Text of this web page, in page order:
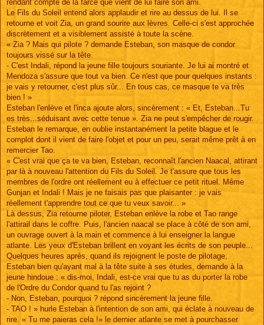
rendant compte de la farce que vient de lui faire son ami.
Le Fils du Soleil entend alors applaudir et rire au dessus de lui. Il se
retourne et voit Zia, un grand sourire aux lèvres. Celle-ci s'est approchée
discrètement et a visiblement assisté à toute la scène.
« Zia ? Mais qui pilote ? demande Esteban, son masque de condor
toujours vissé sur la tête.
- C'est Indali, répond la jeune fille toujours souriante. Je lui ai montré et
Mendoza s'assure que tout va bien. Ce n'est que pour quelques instants :
je vais y retourner, c'est plus sûr... En tous cas, ce masque te va très
bien ! »
Esteban l'enlève et l'inca ajoute alors, sincèrement : « Et, Esteban...Tu
es très...séduisant avec cette tenue ». Zia ne peut s'empêcher de rougir.
Esteban le remarque, en oublie instantanément la petite blague et le
complot dont il vient de faire l'objet et pour un peu, serait même prêt à en
remercier Tao.
« C'est vrai que ça te va bien, Esteban, reconnaît l'ancien Naacal, attirant
par là à nouveau l'attention du Fils du Soleil. Je t'assure que tous les
membres de l'ordre ont réellement eu à effectuer ce petit rituel. Même
Gunjan et Indali ! Mais je ne faisais pas que plaisanter : je vais
réellement t'apprendre tout ce que tu veux savoir... »
Là dessus, Zia retourne piloter, Esteban enlève la robe et Tao range
l'attirail dans le coffre. Puis, l'ancien naacal se place à côté de son ami,
un ouvrage ouvert à la main et commence à lui enseigner la langue
atlante. Les yeux d'Esteban brillent en voyant les écrits de son peuple...
Quelques heures après, quand ils rejoignent le poste de pilotage,
Esteban bien qu'ayant mal à la tête suite à ses études, demande à la
jeune hindoue : « dis-moi, Indali, est-ce vrai que tu as du porter la robe
de l'Ordre du Condor quand tu l'as rejoint ?
- Non, Esteban, pourquoi ? répond sincèrement la jeune fille.
- TAO ! » hurle Esteban à l'intention de son ami, qui éclate à nouveau de
rire. « Tu me paieras cela !» le dernier atlante se met à pourchasser